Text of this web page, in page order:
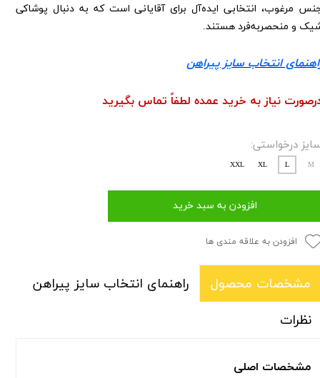
مرغوب، انتخابی ایده‌آل برای آقایانی است که به دنبال پوشاکی
و منحصربه‌فرد هستند.
انتخاب سایز پیراهن
نیاز به خرید عمده لطفاً تماس بگیرید
درخواستی:
M
L
XL
XXL
افزودن به سبد خرید
افزودن به علاقه مندی ها
مشخصات محصول
راهنمای انتخاب سایز پیراهن
نظرات
مشخصات اصلی